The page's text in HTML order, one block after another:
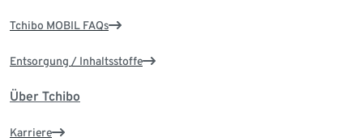
Tchibo MOBIL FAQs
Entsorgung / Inhaltsstoffe
Über Tchibo
Karriere